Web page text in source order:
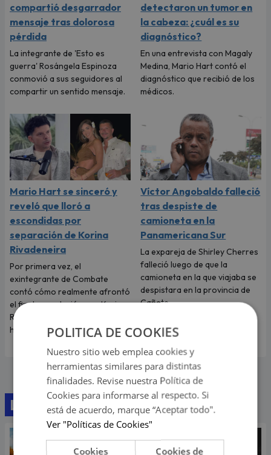
compartió desgarrador
mensaje tras dolorosa
pérdida
La integrante de 'Esto es
guerra' Rosángela Espinoza
conmovió a sus seguidores al
compartir un sentido mensaje.
detectaron un tumor en
la cabeza: ¿cuál es su
diagnóstico?
En una entrevista con Magaly
Medina, Mario Hart contó el
diagnóstico que recibió de los
médicos.
Mario Hart se sinceró y
reveló que lloró a
escondidas por
separación de Korina
Rivadeneira
Por primera vez, el
exintegrante de Combate
contó cómo realmente afrontó
el fin de su relación con Korina
Rivadeneira, madre de sus dos
hijos.
Víctor Angobaldo falleció
tras despiste de
camioneta en la
Panamericana Sur
La expareja de Shirley Cherres
falleció luego de que la
camioneta en la que viajaba se
despistara en la provincia de
Cañete.
Lo último
POLITICA DE COOKIES
Nuestro sitio web emplea cookies y
herramientas similares para distintas
finalidades. Revise nuestra Política de
Cookies para informarse al respecto. Si
está de acuerdo, marque “Aceptar todo".
Ver "Políticas de Cookies"
Cookies
Cookies de